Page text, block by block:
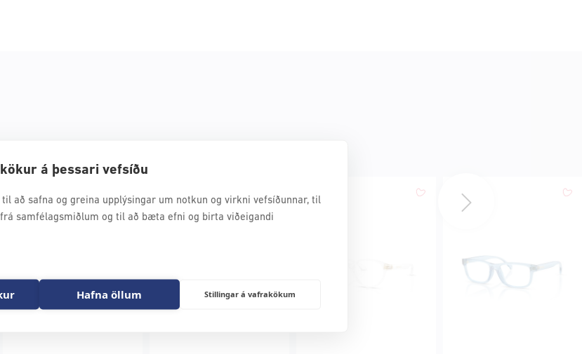
á þessari vefsíðu
að safna og greina upplýsingar um notkun og virkni vefsíðunnar, til
samfélagsmiðlum og til að bæta efni og birta viðeigandi
Hafna öllum Stillingar á vafrakökum